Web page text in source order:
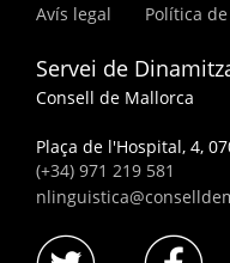
Avís legal Política
Servei de
Consell de Mallorca
Plaça de l'Hospital, 4,
(+34) 971 219 581